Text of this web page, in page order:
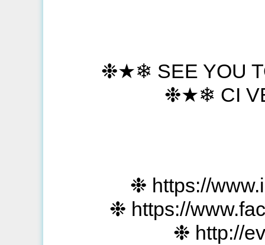
❉★❄ SEE YOU
❉★❄ CI
❉ https://
❉ https://
❉ http://